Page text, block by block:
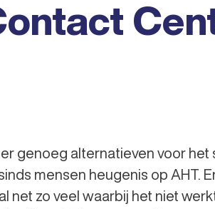
genoeg alternatieven voor het
mensen heugenis op AHT.
net zo veel waarbij het niet